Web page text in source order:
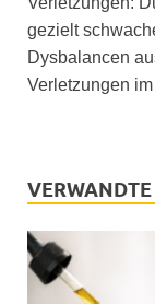
gezielt
Dysbalancen
Verletzungen